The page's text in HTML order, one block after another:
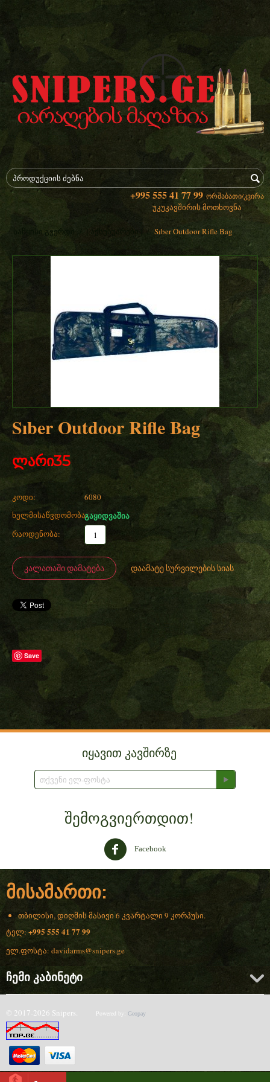
+995 555 41 77 99 ორშაბათი/კვირა
უკუკავშირის მოთხოვნა
საწყისი გვერდი | აქსესუარები | / Sıber Outdoor Rifle Bag
Sıber Outdoor Rifle Bag
ლარი35
კოდი:
6080
ხელმისაწვდომობა:გაყიდვაშია
რაოდენობა:
ᲙᲐᲚᲐᲗᲐᲨᲘ ᲓᲐᲛᲐᲢᲔᲑᲐ დაამატე სურვილების სიას
Save
იყავით კავშირზე
შემოგვიერთდით!
Facebook
მისამართი:
თბილისი, დიღმის მასივი 6 კვარტალი 9 კორპუსი.
ტელ: +995 555 41 77 99
ელ.ფოსტა: davidarms@snipers.ge
ჩემი კაბინეტი
© 2017-2026 Snipers. Powered by: Geopay